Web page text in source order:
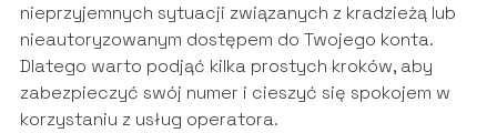
nieprzyjemnych sytuacji związanych z kradzieżą lub
nieautoryzowanym dostępem do Twojego konta.
Dlatego warto podjąć kilka prostych kroków, aby
zabezpieczyć swój numer i cieszyć się spokojem w
korzystaniu z usług operatora.